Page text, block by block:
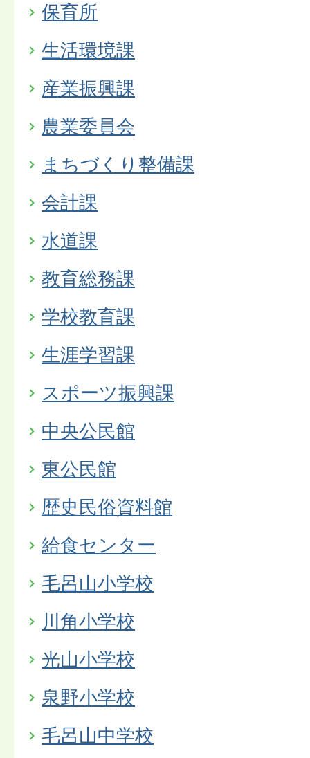
保育所
生活環境課
産業振興課
農業委員会
まちづくり整備課
会計課
水道課
教育総務課
学校教育課
生涯学習課
スポーツ振興課
中央公民館
東公民館
歴史民俗資料館
給食センター
毛呂山小学校
川角小学校
光山小学校
泉野小学校
毛呂山中学校